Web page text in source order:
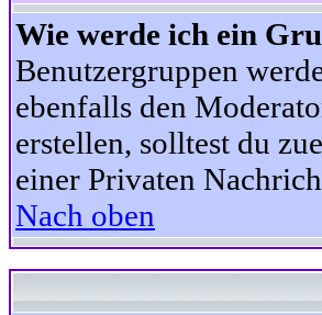
Wie werde ich ein
Benutzergruppen
ebenfalls den
erstellen, solltest du
einer Privaten
Nach oben